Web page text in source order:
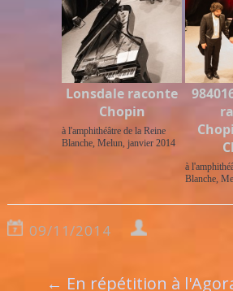
Lonsdale raconte
Chopin
à l'amphithéâtre de la Reine
Blanche, Melun, janvier 2014
à
Blanche,
09/11/2014
← En répétition à